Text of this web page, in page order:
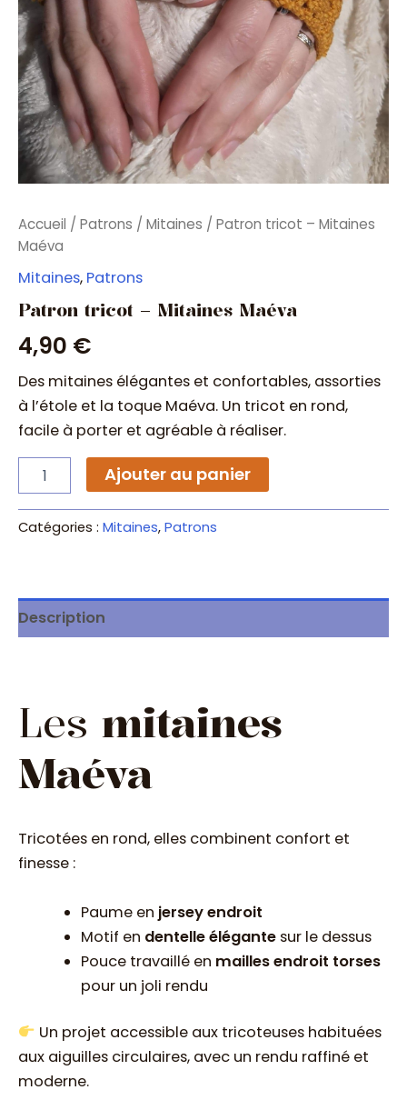
Accueil / Patrons / Mitaines / Patron tricot – Mitaines
Maéva
Mitaines, Patrons
Patron tricot – Mitaines Maéva
4,90 €
Des mitaines élégantes et confortables, assorties
à l’étole et la toque Maéva. Un tricot en rond,
facile à porter et agréable à réaliser.
quantité
tricot
Ajouter au panier
Catégories : Mitaines,Patrons
Description
Les mitaines
Maéva
Tricotées en rond, elles combinent confort et
finesse :
Paume en jersey endroit
Motif en dentelle élégante sur le dessus
Pouce travaillé en mailles endroit torses
pour un joli rendu
Un projet accessible aux tricoteuses habituées
aux aiguilles circulaires, avec un rendu raffiné et
moderne.